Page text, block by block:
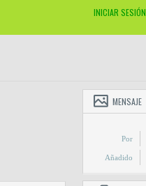
INICIAR SESIÓN
MENSAJE
Por
Añadido